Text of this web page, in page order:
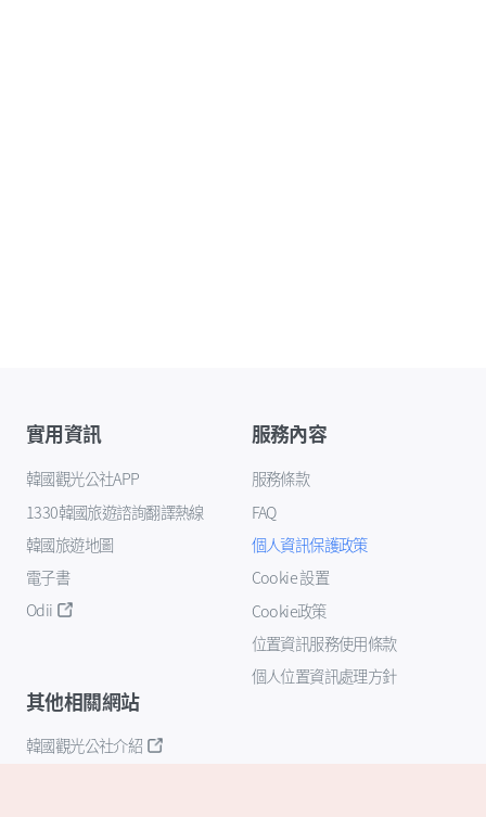
實用資訊
韓國觀光公社APP
1330韓國旅遊諮詢翻譯熱線
韓國旅遊地圖
電子書
Odii
服務內容
服務條款
FAQ
個人資訊保護政策
Cookie 設置
Cookie政策
位置資訊服務使用條款
個人位置資訊處理方針
其他相關網站
韓國觀光公社介紹